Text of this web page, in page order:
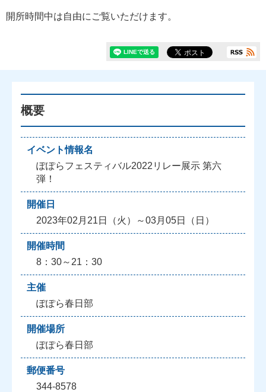
開所時間中は自由にご覧いただけます。
概要
イベント情報名
ぽぽらフェスティバル2022リレー展示 第六
弾！
開催日
2023年02月21日（火）～03月05日（日）
開催時間
8：30～21：30
主催
ぽぽら春日部
開催場所
ぽぽら春日部
郵便番号
344-8578